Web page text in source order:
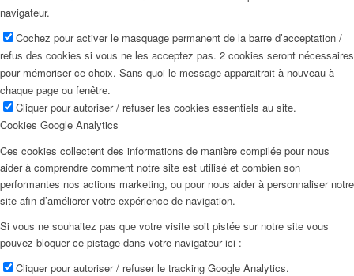
navigateur.
Cochez pour activer le masquage permanent de la barre d’acceptation /
refus des cookies si vous ne les acceptez pas. 2 cookies seront nécessaires
pour mémoriser ce choix. Sans quoi le message apparaitrait à nouveau à
chaque page ou fenêtre.
Cliquer pour autoriser / refuser les cookies essentiels au site.
Cookies Google Analytics
Ces cookies collectent des informations de manière compilée pour nous
aider à comprendre comment notre site est utilisé et combien son
performantes nos actions marketing, ou pour nous aider à personnaliser notre
site afin d’améliorer votre expérience de navigation.
Si vous ne souhaitez pas que votre visite soit pistée sur notre site vous
pouvez bloquer ce pistage dans votre navigateur ici :
Cliquer pour autoriser / refuser le tracking Google Analytics.